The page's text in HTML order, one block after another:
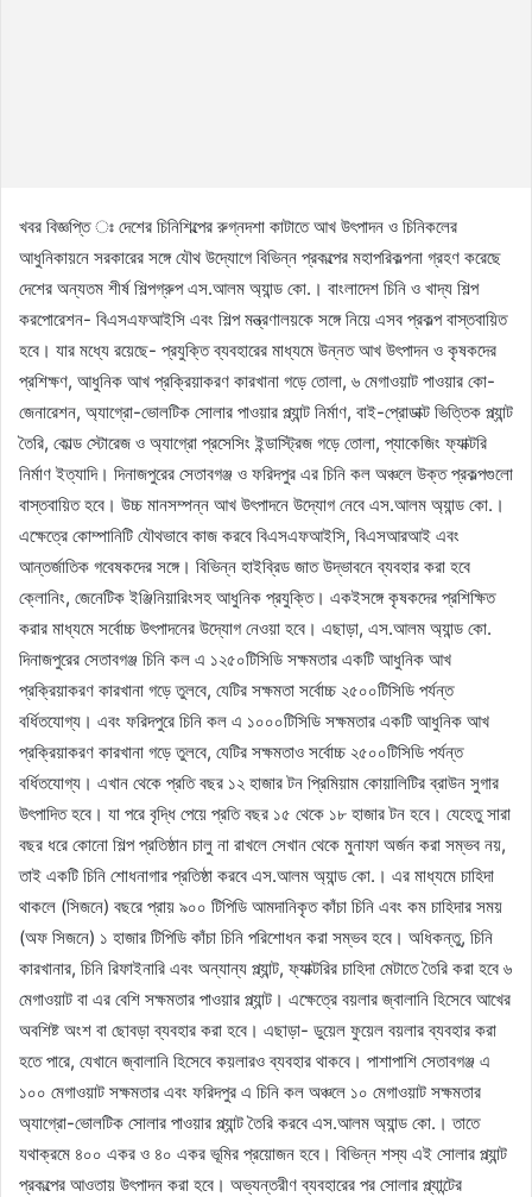
খবর বিজ্ঞপ্তি ঃ দেশের চিনিশিল্পের রুগ্নদশা কাটাতে আখ উৎপাদন ও চিনিকলের
আধুনিকায়নে সরকারের সঙ্গে যৌথ উদ্যোগে বিভিন্ন প্রকল্পের মহাপরিকল্পনা গ্রহণ করেছে
দেশের অন্যতম শীর্ষ শিল্পগ্রুপ এস.আলম অ্যান্ড কো.। বাংলাদেশ চিনি ও খাদ্য শিল্প
করপোরেশন- বিএসএফআইসি এবং শিল্প মন্ত্রণালয়কে সঙ্গে নিয়ে এসব প্রকল্প বাস্তবায়িত
হবে। যার মধ্যে রয়েছে- প্রযুক্তি ব্যবহারের মাধ্যমে উন্নত আখ উৎপাদন ও কৃষকদের
প্রশিক্ষণ, আধুনিক আখ প্রক্রিয়াকরণ কারখানা গড়ে তোলা, ৬ মেগাওয়াট পাওয়ার কো-
জেনারেশন, অ্যাগ্রো-ভোলটিক সোলার পাওয়ার প্ল্যান্ট নির্মাণ, বাই-প্রোডাক্ট ভিত্তিক প্ল্যান্ট
তৈরি, কোল্ড স্টোরেজ ও অ্যাগ্রো প্রসেসিং ইন্ডাস্ট্রিজ গড়ে তোলা, প্যাকেজিং ফ্যাক্টরি
নির্মাণ ইত্যাদি। দিনাজপুরের সেতাবগঞ্জ ও ফরিদপুর এর চিনি কল অঞ্চলে উক্ত প্রকল্পগুলো
বাস্তবায়িত হবে। উচ্চ মানসম্পন্ন আখ উৎপাদনে উদ্যোগ নেবে এস.আলম অ্যান্ড কো.।
এক্ষেত্রে কোম্পানিটি যৌথভাবে কাজ করবে বিএসএফআইসি, বিএসআরআই এবং
আন্তর্জাতিক গবেষকদের সঙ্গে। বিভিন্ন হাইব্রিড জাত উদ্ভাবনে ব্যবহার করা হবে
ক্লোনিং, জেনেটিক ইঞ্জিনিয়ারিংসহ আধুনিক প্রযুক্তি। একইসঙ্গে কৃষকদের প্রশিক্ষিত
করার মাধ্যমে সর্বোচ্চ উৎপাদনের উদ্যোগ নেওয়া হবে। এছাড়া, এস.আলম অ্যান্ড কো.
দিনাজপুরের সেতাবগঞ্জ চিনি কল এ ১২৫০টিসিডি সক্ষমতার একটি আধুনিক আখ
প্রক্রিয়াকরণ কারখানা গড়ে তুলবে, যেটির সক্ষমতা সর্বোচ্চ ২৫০০টিসিডি পর্যন্ত
বর্ধিতযোগ্য। এবং ফরিদপুরে চিনি কল এ ১০০০টিসিডি সক্ষমতার একটি আধুনিক আখ
প্রক্রিয়াকরণ কারখানা গড়ে তুলবে, যেটির সক্ষমতাও সর্বোচ্চ ২৫০০টিসিডি পর্যন্ত
বর্ধিতযোগ্য। এখান থেকে প্রতি বছর ১২ হাজার টন প্রিমিয়াম কোয়ালিটির ব্রাউন সুগার
উৎপাদিত হবে। যা পরে বৃদ্ধি পেয়ে প্রতি বছর ১৫ থেকে ১৮ হাজার টন হবে। যেহেতু সারা
বছর ধরে কোনো শিল্প প্রতিষ্ঠান চালু না রাখলে সেখান থেকে মুনাফা অর্জন করা সম্ভব নয়,
তাই একটি চিনি শোধনাগার প্রতিষ্ঠা করবে এস.আলম অ্যান্ড কো.। এর মাধ্যমে চাহিদা
থাকলে (সিজনে) বছরে প্রায় ৯০০ টিপিডি আমদানিকৃত কাঁচা চিনি এবং কম চাহিদার সময়
(অফ সিজনে) ১ হাজার টিপিডি কাঁচা চিনি পরিশোধন করা সম্ভব হবে। অধিকন্তু, চিনি
কারখানার, চিনি রিফাইনারি এবং অন্যান্য প্ল্যান্ট, ফ্যাক্টরির চাহিদা মেটাতে তৈরি করা হবে ৬
মেগাওয়াট বা এর বেশি সক্ষমতার পাওয়ার প্ল্যান্ট। এক্ষেত্রে বয়লার জ্বালানি হিসেবে আখের
অবশিষ্ট অংশ বা ছোবড়া ব্যবহার করা হবে। এছাড়া- ডুয়েল ফুয়েল বয়লার ব্যবহার করা
হতে পারে, যেখানে জ্বালানি হিসেবে কয়লারও ব্যবহার থাকবে। পাশাপাশি সেতাবগঞ্জ এ
১০০ মেগাওয়াট সক্ষমতার এবং ফরিদপুর এ চিনি কল অঞ্চলে ১০ মেগাওয়াট সক্ষমতার
অ্যাগ্রো-ভোলটিক সোলার পাওয়ার প্ল্যান্ট তৈরি করবে এস.আলম অ্যান্ড কো.। তাতে
যথাক্রমে ৪০০ একর ও ৪০ একর ভূমির প্রয়োজন হবে। বিভিন্ন শস্য এই সোলার প্ল্যান্ট
প্রকল্পের আওতায় উৎপাদন করা হবে। অভ্যন্তরীণ ব্যবহারের পর সোলার প্ল্যান্টের